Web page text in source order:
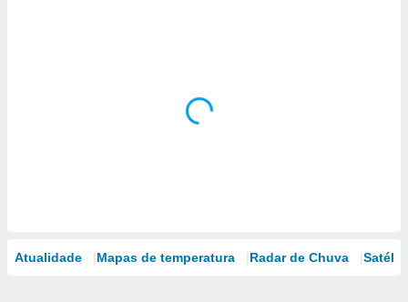
Atualidade Mapas de temperatura Radar de Chuva